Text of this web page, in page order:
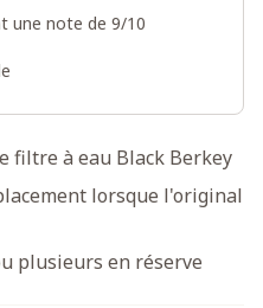
filtre à eau Black Berkey
lorsque l'original
plusieurs en réserve
une note de 9/10